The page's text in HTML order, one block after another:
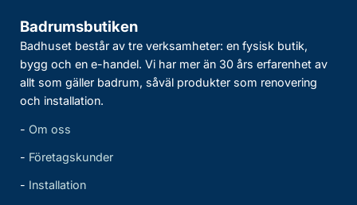
Badrumsbutiken
Badhuset består av tre verksamheter: en fysisk butik,
bygg och en e-handel. Vi har mer än 30 års erfarenhet av
allt som gäller badrum, såväl produkter som renovering
och installation.
- Om oss
- Företagskunder
- Installation